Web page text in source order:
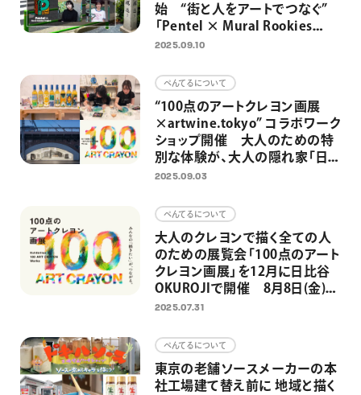
始 “街と人をアートでつなぐ”
「Pentel × Mural Rookies
Project 2025」
2025.09.10
ぺんてるについて
“100点のアートクレヨン画展
×artwine.tokyo” コラボワーク
ショップ開催 大人のための特
別な体験が、大人の隠れ家「日
比谷OKUROJI」への展示へ
2025.09.03
ぺんてるについて
大人のクレヨンで描く全ての人
のための展覧会「100点のアート
クレヨン画展」を12月に日比谷
OKUROJIで開催 8月8日(金)よ
り作品募集開始
2025.07.31
ぺんてるについて
東京の老舗ソースメーカーの本
社工場建て替え前に 地域と描く